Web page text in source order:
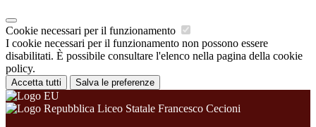
Cookie necessari per il funzionamento
I cookie necessari per il funzionamento non possono essere
disabilitati. È possibile consultare l'elenco nella pagina della cookie
policy.
Accetta tutti Salva le preferenze
Liceo Statale Francesco Cecioni